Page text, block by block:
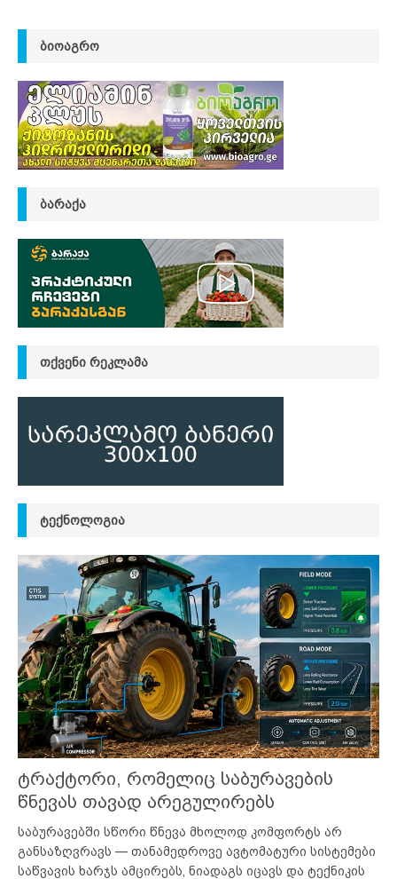
ᲑᲘᲝᲐᲒᲠᲝ
ᲑᲐᲠᲐᲥᲐ
ᲗᲥᲕᲔᲜᲘ ᲠᲔᲙᲚᲐᲛᲐ
ᲢᲔᲥᲜᲝᲚᲝᲒᲘᲐ
ტრაქტორი, რომელიც საბურავების
წნევას თავად არეგულირებს
საბურავებში სწორი წნევა მხოლოდ კომფორტს არ
განსაზღვრავს — თანამედროვე ავტომატური სისტემები
საწვავის ხარჯს ამცირებს, ნიადაგს იცავს და ტექნიკის